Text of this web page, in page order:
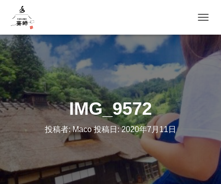
IMG_9572
投稿者:Maco投稿日:2020年7月11日